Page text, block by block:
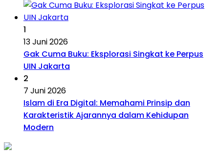
1
13 Juni 2026
Gak Cuma Buku: Eksplorasi Singkat ke Perpus
UIN Jakarta
2
7 Juni 2026
Islam di Era Digital: Memahami Prinsip dan
Karakteristik Ajarannya dalam Kehidupan
Modern